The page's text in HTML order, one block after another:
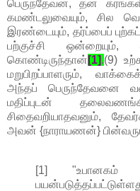
பெருந்தேவன், தன்
கமண்டலுவையும், சில
இரண்டையும், தர்ப்பைப்
பற்குச்சி ஒன்றையும்,
கொண்டிருந்தான் [1].(9)
மறுபிறப்பாளரும்,
அந்தப் பெருந்தேவனை
மதிப்புடன்
சிதைவறியாதவனும்,
அவன் {நாராயணன்}
[1] "உபானகம்